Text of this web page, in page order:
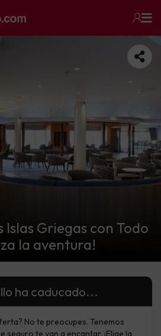
Griegas con Todo
la aventura!
ha caducado...
No te preocupes. Tenemos
seguro te van a encantar. ¡Elige la